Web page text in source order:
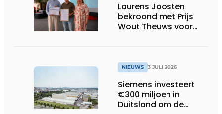
Laurens Joosten
bekroond met Prijs
Wout Theuws voor
NIEUWS 3 JULI 2026
Siemens investeert
€300 miljoen in
Duitsland om de